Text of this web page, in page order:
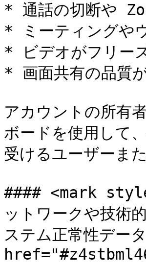
* 通話の切断や
* ミーティングや
* ビデオがフリー
* 画面共有の品質
アカウントの所有
ボードを使用して
受けるユーザーま
#### <mark
ットワークや技術
ステム正常性デー